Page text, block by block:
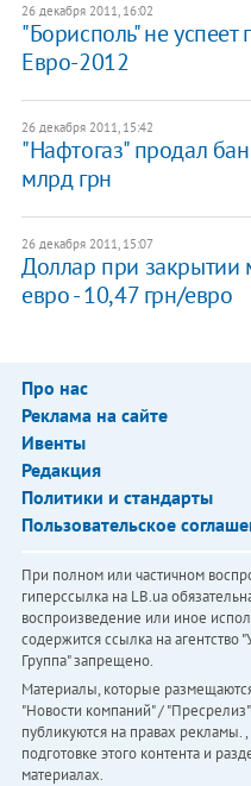
26 декабря 2011, 16:02
"Борисполь" не успеет
Евро-2012
26 декабря 2011, 15:42
"Нафтогаз" продал
млрд грн
26 декабря 2011, 15:07
Доллар при закрытии
евро - 10,47 грн/евро
Про нас
Реклама на сайте
Ивенты
Редакция
Политики и стандарты
Пользовательское
При полном или частичном
гиперссылка на LB.ua
воспроизведение или иное
содержится ссылка на агентство
Группа" запрещено.
Материалы, которые
"Новости компаний" /
публикуются на правах рекламы.
подготовке этого контента и
материалах.